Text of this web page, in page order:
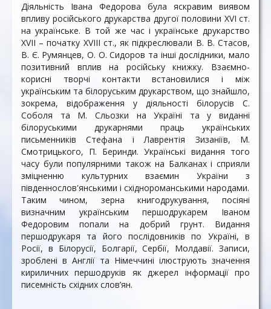
Діяльність Івана Федорова була яскравим виявом
впливу російського друкарства другої половини XVI ст.
на українське. В той же час і українське друкарство
XVII – початку XVIII ст., як підкреслювали В. В. Стасов,
В. Є. Румянцев, О. О. Сидоров та інші дослідники, мало
позитивний вплив на російську книжку. Взаємно-
корисні творчі контакти встановилися і між
українським та білоруським друкарством, що знайшло,
зокрема, відображення у діяльності білорусів С.
Соболя та М. Сльозки на Україні та у виданні
білоруськими друкарнями праць українських
письменників Стефана і Лаврентія Зизаніїв, М.
Смотрицького, П. Беринди. Українські видання того
часу були популярними також на Балканах і сприяли
зміцненню культурних взаємин України з
південнослов'янськими і східнороманськими народами.
Таким чином, зерна книгодрукування, посіяні
визначним українським першодрукарем Іваном
Федоровим попали на добрий грунт. Видання
першодрукаря та його послідовників по Україні, в
Росії, в Білорусії, Болгарії, Сербії, Молдавії. Записи,
зроблені в Англії та Німеччині ілюструють значення
кириличних першодруків як джерел інформації про
писемність східних слов’ян.